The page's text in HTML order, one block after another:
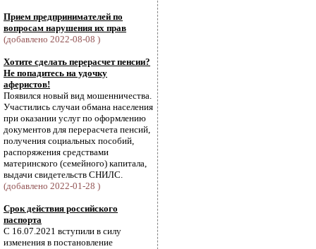
Прием предпринимателей по
вопросам нарушения их прав
(добавлено 2022-08-08 )
Хотите сделать перерасчет пенсии?
Не попадитесь на удочку
аферистов!
Появился новый вид мошенничества.
Участились случаи обмана населения
при оказании услуг по оформлению
документов для перерасчета пенсий,
получения социальных пособий,
распоряжения средствами
материнского (семейного) капитала,
выдачи свидетельств СНИЛС.
(добавлено 2022-01-28 )
Срок действия российского
паспорта
С 16.07.2021 вступили в силу
изменения в постановление